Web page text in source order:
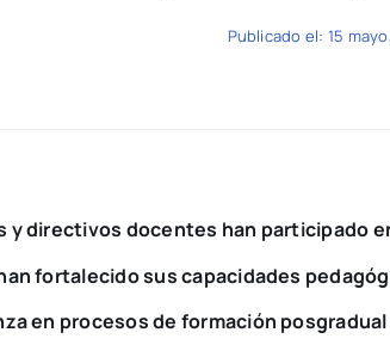
Publicado el: 15
y directivos docentes han participado
fortalecido sus capacidades
en procesos de formación